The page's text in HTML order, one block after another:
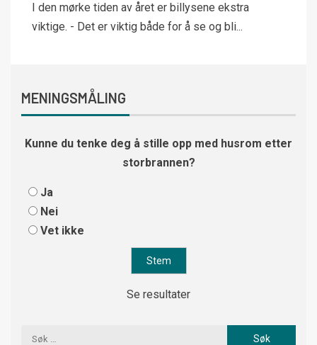
I den mørke tiden av året er billysene ekstra
viktige. - Det er viktig både for å se og bli...
MENINGSMÅLING
Kunne du tenke deg å stille opp med husrom etter
storbrannen?
Ja
Nei
Vet ikke
Se resultater